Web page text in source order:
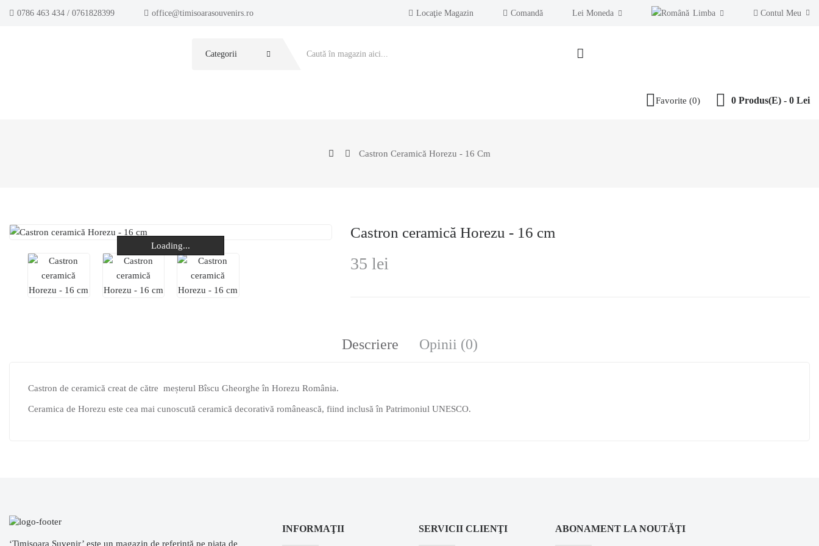
0786 463 434 / 0761828399 office@timisoarasouvenirs.ro Locaţie Magazin Comandă Lei Moneda Limba Contul Meu
Categorii
Favorite (0) 0 Produs(e) - 0 Lei
Castron Ceramică Horezu - 16 Cm
Loading...
Loading...
Loading...
Loading...
Castron ceramică Horezu - 16 cm
35 lei
Cod produs:
CRCAS01
Descriere Opinii (0)
Castron de ceramică creat de către meșterul Bîscu Gheorghe în Horezu România.
Ceramica de Horezu este cea mai cunoscută ceramică decorativă românească, fiind inclusă în Patrimoniul UNESCO.
‘Timisoara Suvenir’ este un magazin de referinţă pe piaţa de
INFORMAŢII SERVICII CLIENŢI ABONAMENT LA NOUTĂŢI